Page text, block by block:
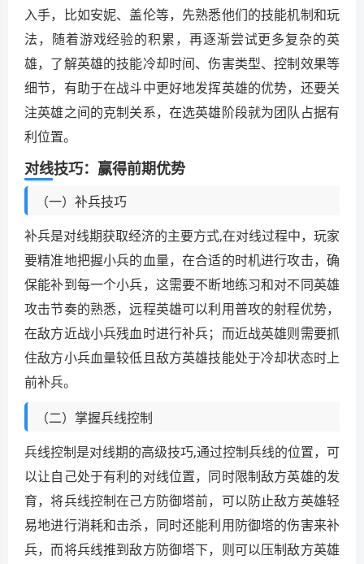
入手，比如安妮、盖伦等，先熟悉他们的技能机制和玩
法，随着游戏经验的积累，再逐渐尝试更多复杂的英
雄，了解英雄的技能冷却时间、伤害类型、控制效果等
细节，有助于在战斗中更好地发挥英雄的优势，还要关
注英雄之间的克制关系，在选英雄阶段就为团队占据有
利位置。
对线技巧：赢得前期优势
（一）补兵技巧
补兵是对线期获取经济的主要方式,在对线过程中，玩家
要精准地把握小兵的血量，在合适的时机进行攻击，确
保能补到每一个小兵，这需要不断地练习和对不同英雄
攻击节奏的熟悉，远程英雄可以利用普攻的射程优势，
在敌方近战小兵残血时进行补兵；而近战英雄则需要抓
住敌方小兵血量较低且敌方英雄技能处于冷却状态时上
前补兵。
（二）掌握兵线控制
兵线控制是对线期的高级技巧,通过控制兵线的位置，可
以让自己处于有利的对线位置，同时限制敌方英雄的发
育，将兵线控制在己方防御塔前，可以防止敌方英雄轻
易地进行消耗和击杀，同时还能利用防御塔的伤害来补
兵，而将兵线推到敌方防御塔下，则可以压制敌方英雄